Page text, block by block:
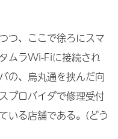
つ、ここで徐ろにスマ
ムラWi-Fiに接続され
の、烏丸通を挟んだ向
プロバイダで修理受付
いる店舗である。(どう